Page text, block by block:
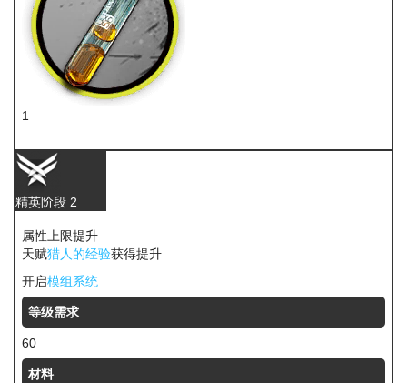
1
精英阶段 2
属性上限提升
天赋猎人的经验获得提升
开启模组系统
等级需求
60
材料